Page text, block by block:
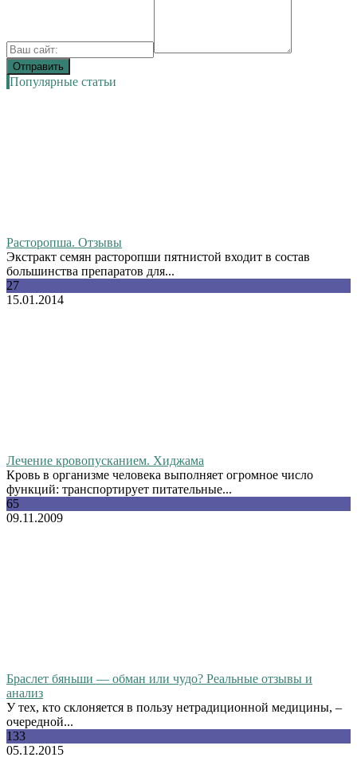
Популярные статьи
Расторопша. Отзывы
Экстракт семян расторопши пятнистой входит в состав
большинства препаратов для...
27
15.01.2014
Лечение кровопусканием. Хиджама
Кровь в организме человека выполняет огромное число
функций: транспортирует питательные...
65
09.11.2009
Браслет бяньши — обман или чудо? Реальные отзывы и
анализ
У тех, кто склоняется в пользу нетрадиционной медицины, –
очередной...
133
05.12.2015